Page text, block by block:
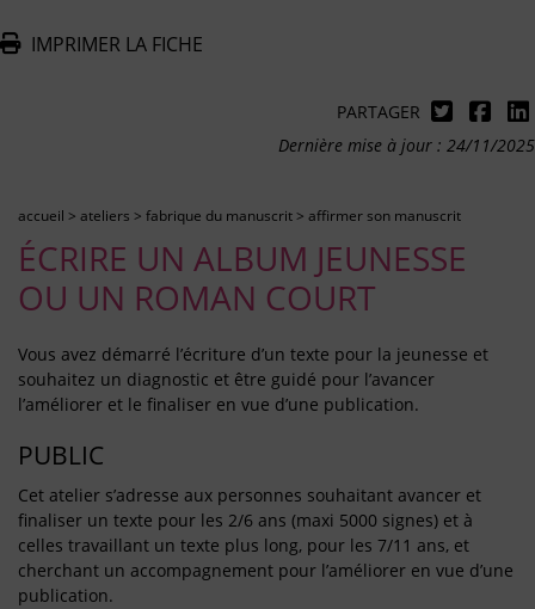
IMPRIMER LA FICHE
PARTAGER
Dernière mise à jour : 24/11/2025
accueil > ateliers > fabrique du manuscrit> affirmer son manuscrit
ÉCRIRE UN ALBUM JEUNESSE
OU UN ROMAN COURT
Vous avez démarré l’écriture d’un texte pour la jeunesse et
souhaitez un diagnostic et être guidé pour l’avancer
l’améliorer et le finaliser en vue d’une publication.
PUBLIC
Cet atelier s’adresse aux personnes souhaitant avancer et
finaliser un texte pour les 2/6 ans (maxi 5000 signes) et à
celles travaillant un texte plus long, pour les 7/11 ans, et
cherchant un accompagnement pour l’améliorer en vue d’une
publication.